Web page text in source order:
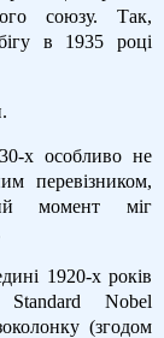
союзу. Так,
в 1935 році
х особливо не
перевізником,
момент міг
1920-х років
Standard Nobel
(згодом